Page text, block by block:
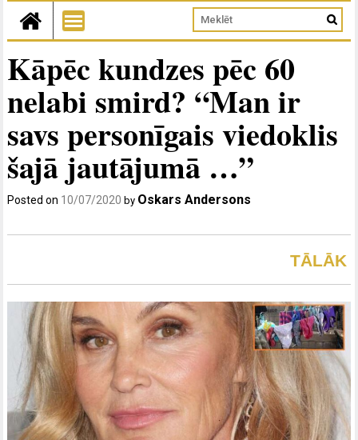
Kāpēc kundzes pēc 60
nelabi smird? “Man ir
savs personīgais viedoklis
šajā jautājumā …”
Posted on 10/07/2020 by Oskars Andersons
TĀLĀK